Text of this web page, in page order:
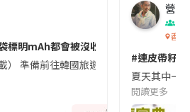
標明mAh都會被沒收😱出發前切記檢查
載） 準備前往韓國旅遊的民眾，近期要
營養
香港
#連皮帶籽
夏天其中一
閱讀更多